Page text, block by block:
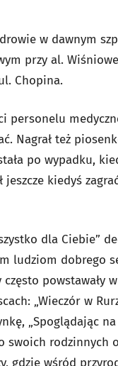
w dawnym
przy al.
Chopina.
personelu
Nagrał też
po wypadku,
jeszcze kiedyś
dla Ciebie”
ludziom dobrego
powstawały
„Wieczór w
„Spoglądając
swoich rodzinnych
gdzie wśród